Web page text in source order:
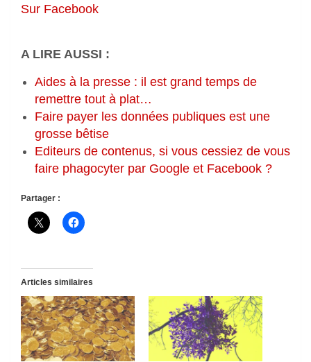
Sur Facebook
A LIRE AUSSI :
Aides à la presse : il est grand temps de
remettre tout à plat…
Faire payer les données publiques est une
grosse bêtise
Editeurs de contenus, si vous cessiez de vous
faire phagocyter par Google et Facebook ?
Partager :
Articles similaires